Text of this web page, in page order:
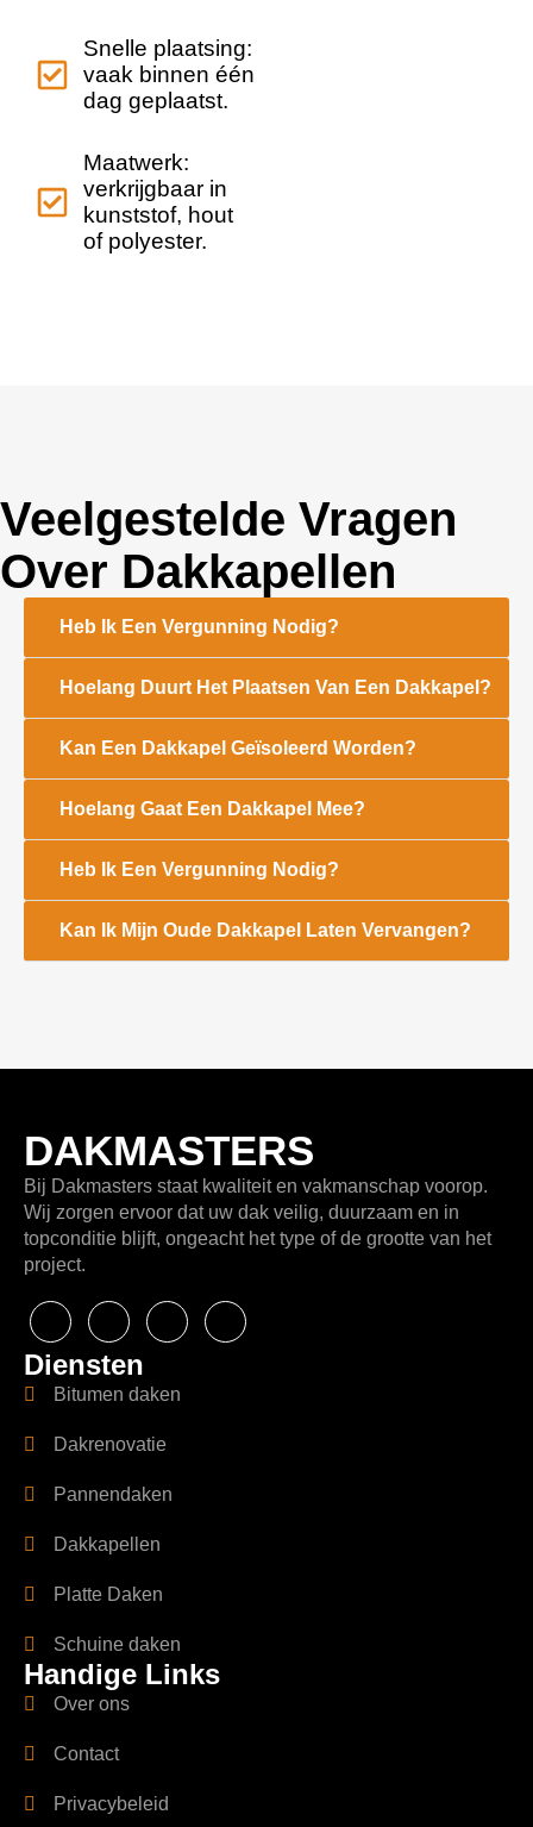
Snelle plaatsing:
vaak binnen één
dag geplaatst.
Maatwerk:
verkrijgbaar in
kunststof, hout
of polyester.
Veelgestelde Vragen
Over Dakkapellen
Heb Ik Een Vergunning Nodig?
Hoelang Duurt Het Plaatsen Van Een Dakkapel?
Kan Een Dakkapel Geïsoleerd Worden?
Hoelang Gaat Een Dakkapel Mee?
Heb Ik Een Vergunning Nodig?
Kan Ik Mijn Oude Dakkapel Laten Vervangen?
DAKMASTERS
Bij Dakmasters staat kwaliteit en vakmanschap voorop.
Wij zorgen ervoor dat uw dak veilig, duurzaam en in
topconditie blijft, ongeacht het type of de grootte van het
project.
Diensten
Bitumen daken
Dakrenovatie
Pannendaken
Dakkapellen
Platte Daken
Schuine daken
Handige Links
Over ons
Contact
Privacybeleid